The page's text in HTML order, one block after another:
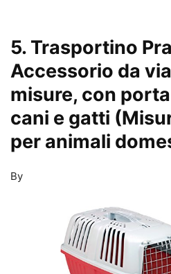
5. Trasportino
Accessorio da
misure, con
cani e gatti
per animali
By